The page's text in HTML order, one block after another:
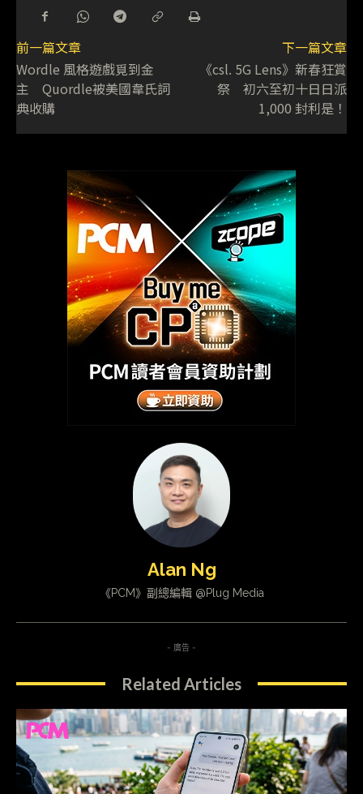
前一篇文章
Wordle 風格遊戲覓到金
主 Quordle被美國韋氏詞
典收購
下一篇文章
《csl. 5G Lens》新春狂賞
祭 初六至初十日日派
1,000 封利是！
Alan Ng
《PCM》副總編輯 @Plug Media
- 廣告 -
Related Articles